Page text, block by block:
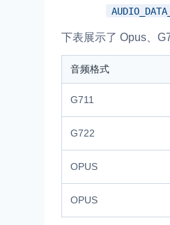
下表展示了 Opus、
音频格式
G711
G722
OPUS
OPUS